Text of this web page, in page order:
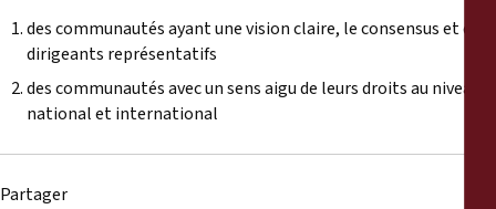
des communautés ayant une vision claire, le consensus et des
dirigeants représentatifs
des communautés avec un sens aigu de leurs droits au niveau
national et international
Partager